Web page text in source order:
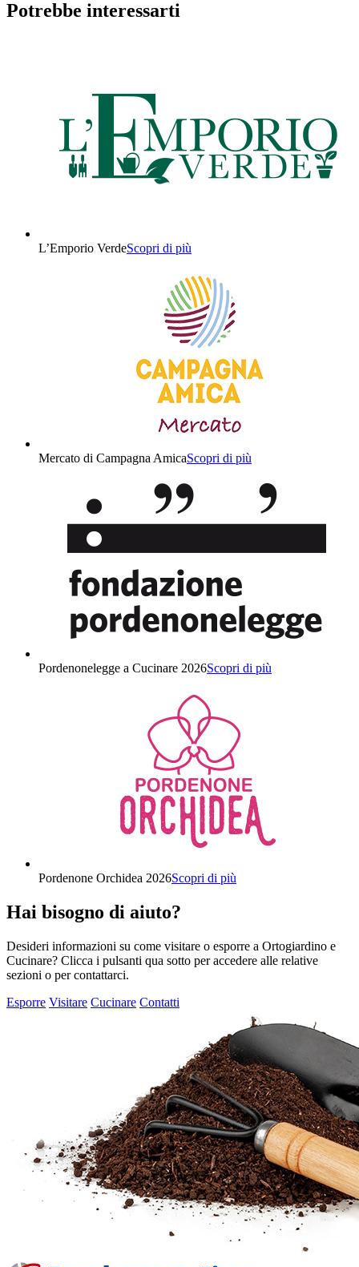
Potrebbe interessarti
L’Emporio VerdeScopri di più
Mercato di Campagna AmicaScopri di più
Pordenonelegge a Cucinare 2026Scopri di più
Pordenone Orchidea 2026Scopri di più
Hai bisogno di aiuto?
Desideri informazioni su come visitare o esporre a Ortogiardino e
Cucinare? Clicca i pulsanti qua sotto per accedere alle relative
sezioni o per contattarci.
Esporre Visitare Cucinare Contatti